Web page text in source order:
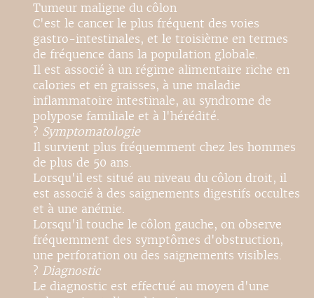
Tumeur maligne du côlon
C'est le cancer le plus fréquent des voies
gastro-intestinales, et le troisième en termes
de fréquence dans la population globale.
Il est associé à un régime alimentaire riche en
calories et en graisses, à une maladie
inflammatoire intestinale, au syndrome de
polypose familiale et à l'hérédité.
? Symptomatologie
Il survient plus fréquemment chez les hommes
de plus de 50 ans.
Lorsqu'il est situé au niveau du côlon droit, il
est associé à des saignements digestifs occultes
et à une anémie.
Lorsqu'il touche le côlon gauche, on observe
fréquemment des symptômes d'obstruction,
une perforation ou des saignements visibles.
? Diagnostic
Le diagnostic est effectué au moyen d'une